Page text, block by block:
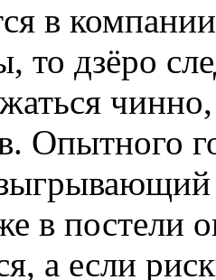
в
то дзёро
Опытного
в постели
а если